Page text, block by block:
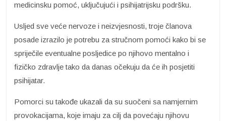
medicinsku pomoć, uključujući i psihijatrijsku podršku.
Usljed sve veće nervoze i neizvjesnosti, troje članova
posade izrazilo je potrebu za stručnom pomoći kako bi se
spriječile eventualne posljedice po njihovo mentalno i
fizičko zdravlje tako da danas očekuju da će ih posjetiti
psihijatar.
Pomorci su takođe ukazali da su suočeni sa namjernim
provokacijama, koje imaju za cilj da povećaju njihovu